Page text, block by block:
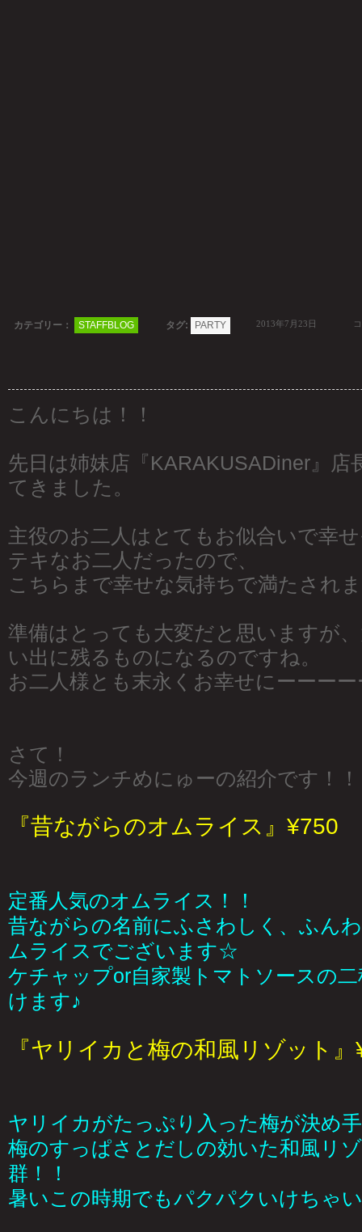
カテゴリー： STAFFBLOG タグ: PARTY 2013年7月23日
こんにちは！！
先日は姉妹店『KARAKUSADiner』店
てきました。
主役のお二人はとてもお似合いで幸
テキなお二人だったので、
こちらまで幸せな気持ちで満たされ
準備はとっても大変だと思いますが
い出に残るものになるのですね。
お二人様とも末永くお幸せにーーー
さて！
今週のランチめにゅーの紹介です！！
『昔ながらのオムライス』¥750
定番人気のオムライス！！
昔ながらの名前にふさわしく、ふん
ムライスでございます☆
ケチャップor自家製トマトソースの
けます♪
『ヤリイカと梅の和風リゾット
ヤリイカがたっぷり入った梅が決め
梅のすっぱさとだしの効いた和風リ
群！！
暑いこの時期でもパクパクいけちゃ